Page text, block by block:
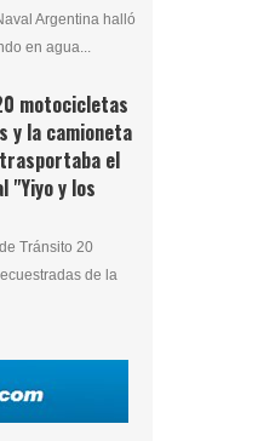
Argentina halló
en agua...
motocicletas
y la camioneta
el
"Yiyo y los
Tránsito 20
de la